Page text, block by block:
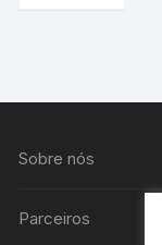
Sobre nós
Parceiros